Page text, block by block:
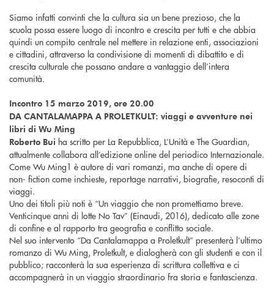
Siamo infatti convinti che la cultura sia un bene prezioso, che la
scuola possa essere luogo di incontro e crescita per tutti e che abbia
quindi un compito centrale nel mettere in relazione enti, associazioni
e cittadini, attraverso la condivisione di momenti di dibattito e di
crescita culturale che possano andare a vantaggio dell’intera
comunità.
Incontro 15 marzo 2019, ore 20.00
DA CANTALAMAPPA A PROLETKULT: viaggi e avventure nei
libri di Wu Ming
Roberto Bui ha scritto per La Repubblica, L’Unità e The Guardian,
attualmente collabora all’edizione online del periodico Internazionale.
Come Wu Ming1 è autore di vari romanzi, ma anche di opere di
non- fiction come inchieste, reportage narrativi, biografie, resoconti di
viaggi.
Uno dei titoli più noti è “Un viaggio che non promettiamo breve.
Venticinque anni di lotte No Tav” (Einaudi, 2016), dedicato alle zone
di confine e al rapporto tra geografia e conflitto sociale.
Nel suo intervento “Da Cantalamappa a Proletkult” presenterà l’ultimo
romanzo di Wu Ming, Proletkult, e dialogherà con gli studenti e con il
pubblico; racconterà la sua esperienza di scrittura collettiva e ci
accompagnerà in un viaggio straordinario fra storia e fantascienza.